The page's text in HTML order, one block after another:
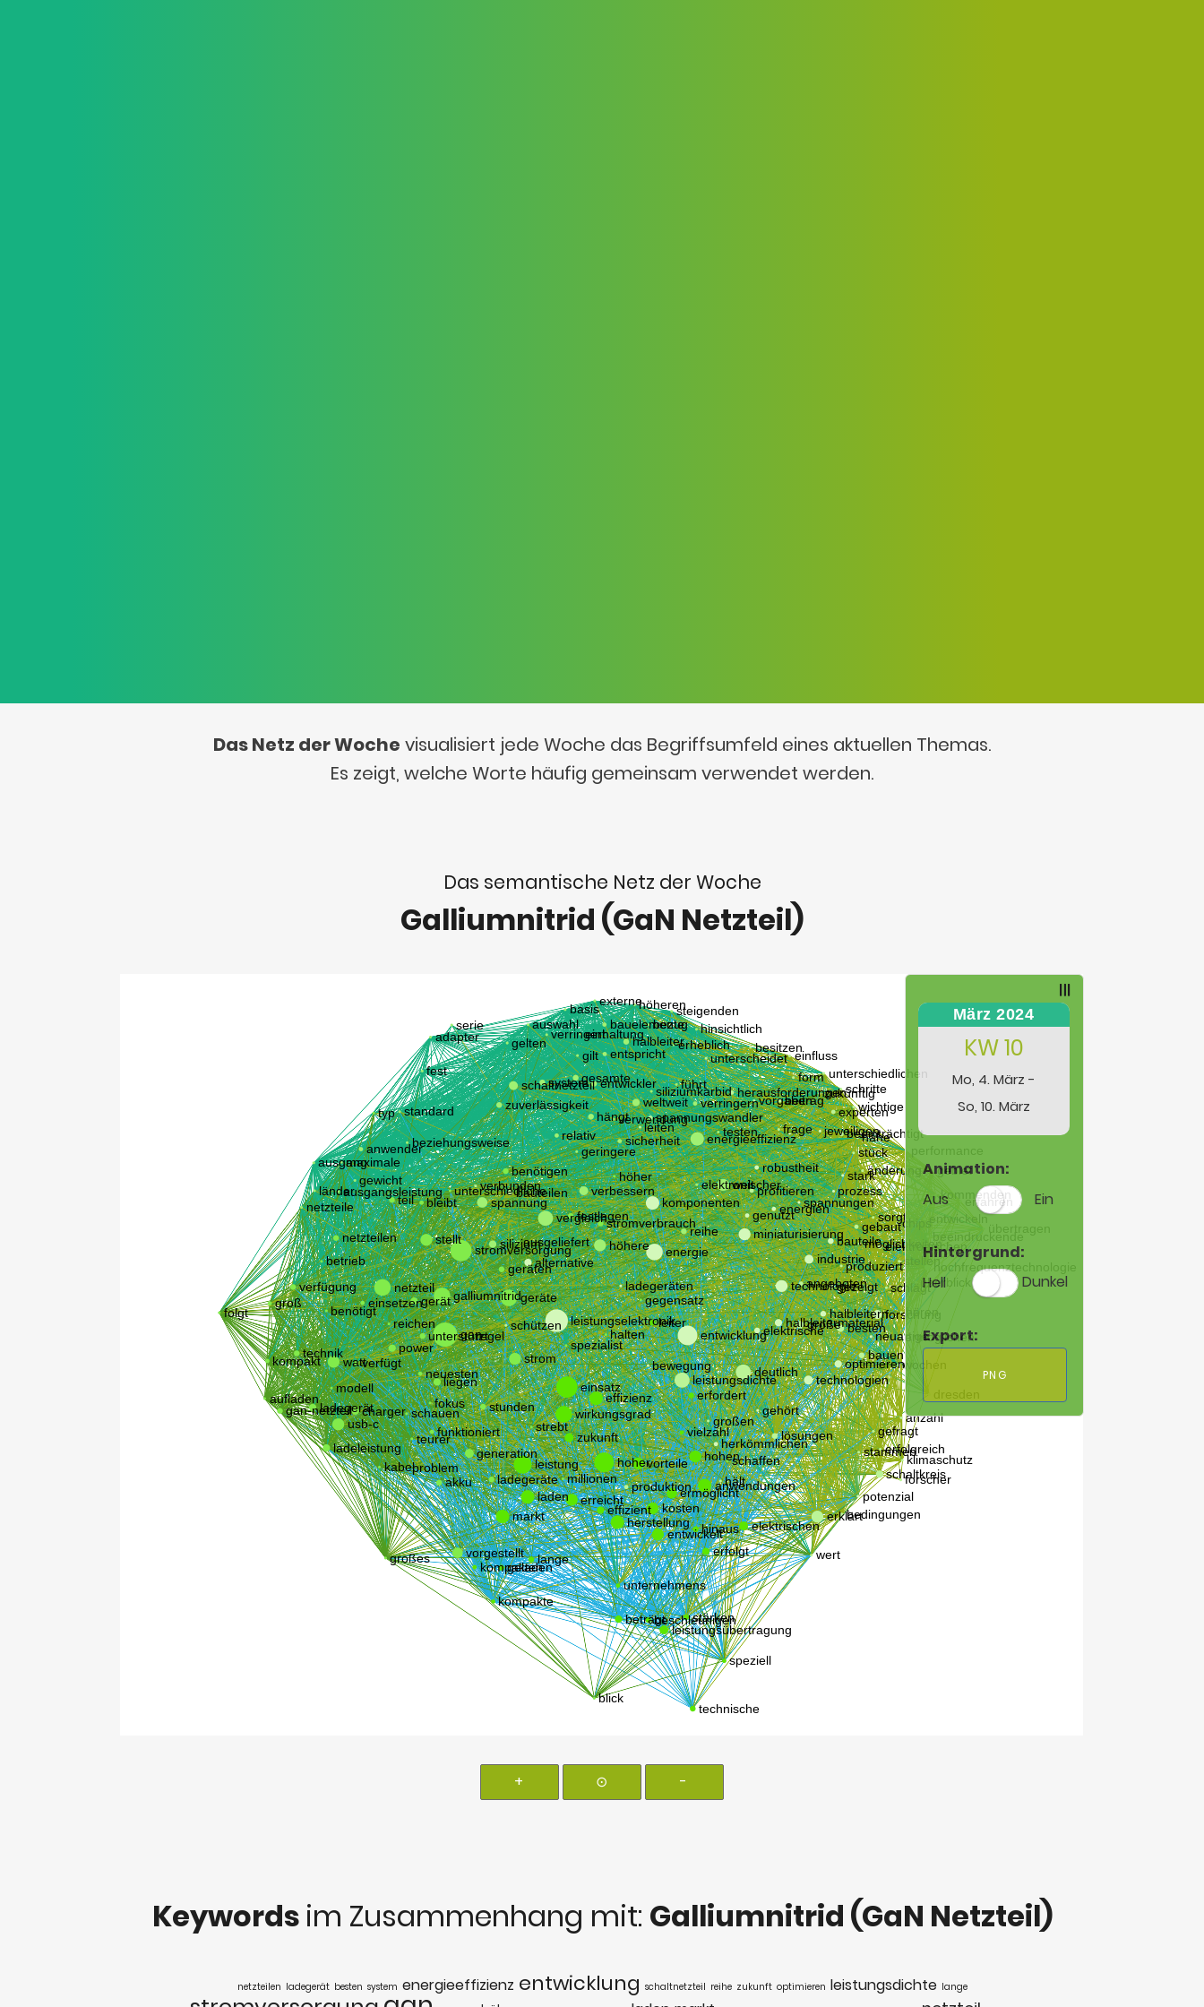
Das Netz der Woche visualisiert jede Woche das Begriffsumfeld eines aktuellen Themas.
Es zeigt, welche Worte häufig gemeinsam verwendet werden.
Das semantische Netz der Woche
Galliumnitrid (GaN Netzteil)
+ ⊙ -
März 2024
KW 10
Mo, 4. März -
So, 10. März
Animation:
Aus
Ein
Hintergrund:
Hell
Dunkel
Export:
PNG
Keywords im Zusammenhang mit: Galliumnitrid (GaN Netzteil)
netzteilen ladegerät besten system energieeffizienz entwicklung schaltnetzteil reihe zukunft optimieren leistungsdichte lange